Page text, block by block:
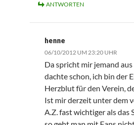
ANTWORTEN
henne
06/10/2012 UM 23:20 UHR
Da spricht mir jemand aus
dachte schon, ich bin der
Herzblut für den Verein,
Ist mir derzeit unter dem
A.Z. fast wichtiger als das